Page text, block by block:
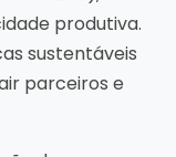
produtiva.
sustentáveis
parceiros e